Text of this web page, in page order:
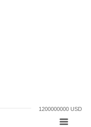
1200000000 USD